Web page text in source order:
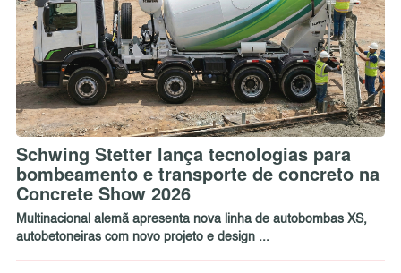
Schwing Stetter lança tecnologias para
bombeamento e transporte de concreto na
Concrete Show 2026
Multinacional alemã apresenta nova linha de autobombas XS,
autobetoneiras com novo projeto e design ...